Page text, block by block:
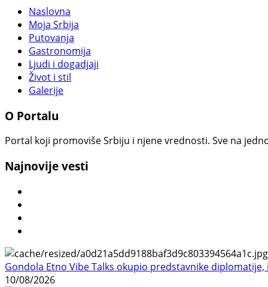
Naslovna
Moja Srbija
Putovanja
Gastronomija
Ljudi i dogadjaji
Život i stil
Galerije
O Portalu
Portal koji promoviše Srbiju i njene vrednosti. Sve na
Najnovije vesti
Gondola Etno Vibe Talks okupio predstavnike
10/08/2026